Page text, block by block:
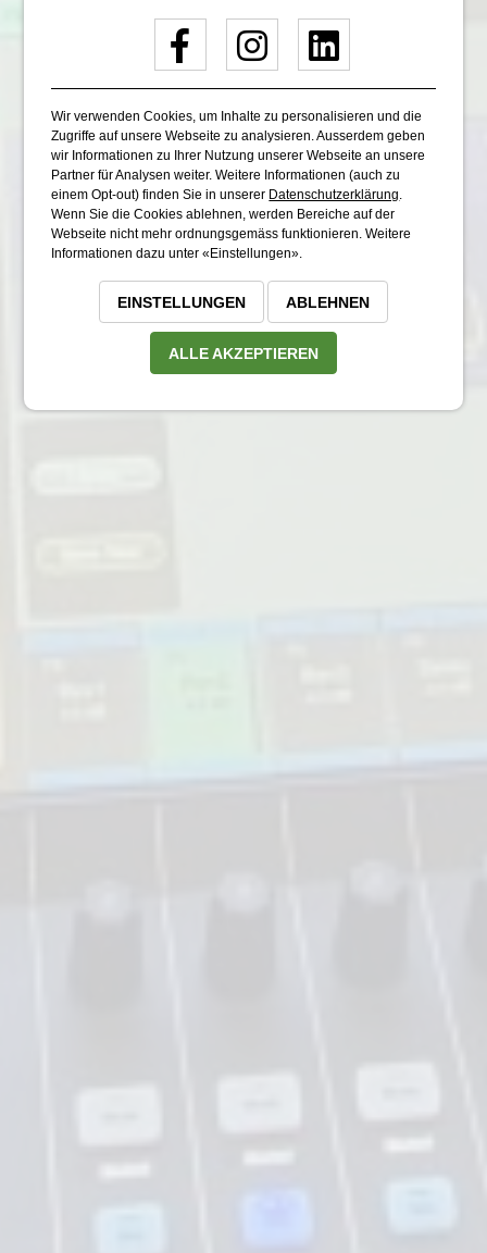
Wir verwenden Cookies, um Inhalte zu personalisieren und die
Zugriffe auf unsere Webseite zu analysieren. Ausserdem geben
wir Informationen zu Ihrer Nutzung unserer Webseite an unsere
Partner für Analysen weiter. Weitere Informationen (auch zu
einem Opt-out) finden Sie in unserer Datenschutzerklärung.
Wenn Sie die Cookies ablehnen, werden Bereiche auf der
Webseite nicht mehr ordnungsgemäss funktionieren. Weitere
Informationen dazu unter «Einstellungen».
EINSTELLUNGEN ABLEHNEN
ALLE AKZEPTIEREN